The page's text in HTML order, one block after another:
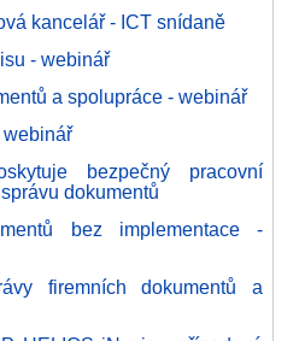
kancelář - ICT snídaně
- webinář
a spolupráce - webinář
webinář
bezpečný pracovní
dokumentů
bez implementace -
firemních dokumentů a